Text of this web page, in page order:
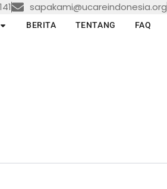
sapakami@ucareindonesia.org
Open ZISWAF
BERITA TENTANG FAQ